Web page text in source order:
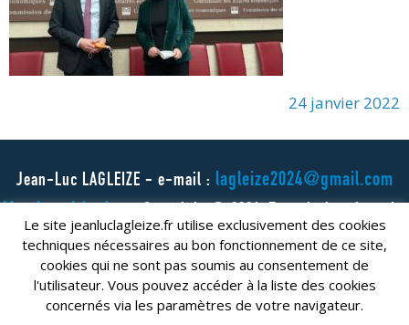
24 janvier 2022
Jean-Luc LAGLEIZE - e-mail : lagleize2024@gmail.com
Le site jeanluclagleize.fr utilise exclusivement des cookies
techniques nécessaires au bon fonctionnement de ce site,
cookies qui ne sont pas soumis au consentement de
l'utilisateur. Vous pouvez accéder à la liste des cookies
concernés via les paramètres de votre navigateur.